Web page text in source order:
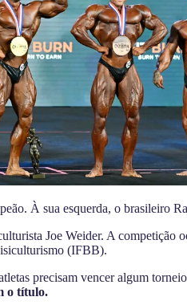
À sua esquerda, o
Joe Weider. A competição
(IFBB).
precisam vencer algum
o título.